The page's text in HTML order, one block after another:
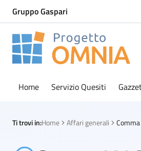
Gruppo Gaspari
Progetto Omnia
Home Servizio Quesiti
Ti trovi in:Home Affari generali